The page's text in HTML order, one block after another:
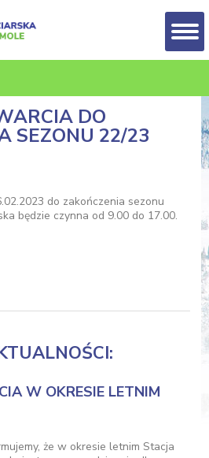
DO
SEZONU 22/23
do zakończenia sezonu
będzie czynna od 9.00 do 17.00.
W OKRESIE LETNIM
że w okresie letnim Stacja